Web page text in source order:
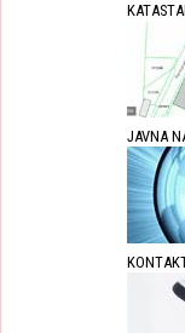
JAVNA